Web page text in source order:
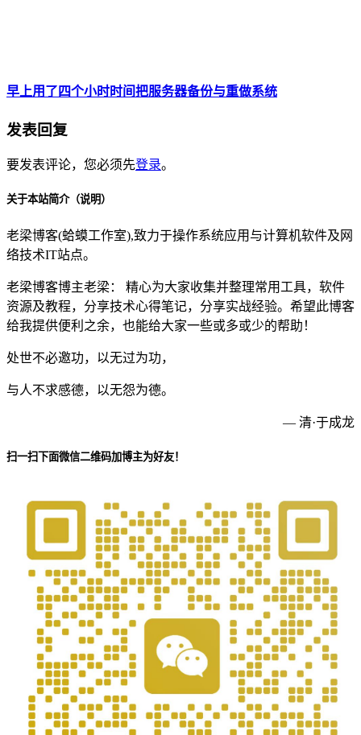
早上用了四个小时时间把服务器备份与重做系统
发表回复
要发表评论，您必须先登录。
关于本站简介（说明）
老梁博客(蛤蟆工作室),致力于操作系统应用与计算机软件及网
络技术IT站点。
老梁博客博主老梁： 精心为大家收集并整理常用工具，软件
资源及教程，分享技术心得笔记，分享实战经验。希望此博客
给我提供便利之余，也能给大家一些或多或少的帮助！
处世不必邀功，以无过为功，
与人不求感德，以无怨为德。
— 清·于成龙
扫一扫下面微信二维码加博主为好友！